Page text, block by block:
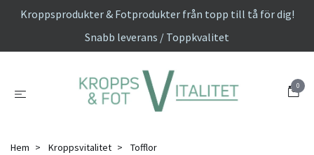
Kroppsprodukter & Fotprodukter från topp till tå för dig!
Snabb leverans / Toppkvalitet
0
Hem Kroppsvitalitet
Tofflor